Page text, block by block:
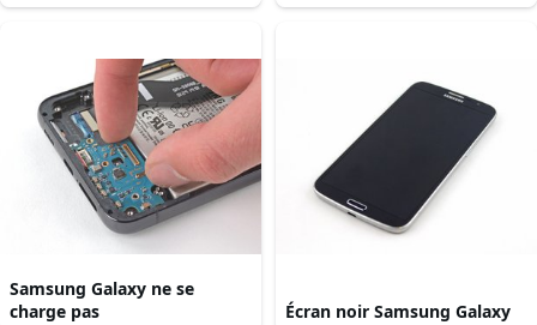
Samsung Galaxy ne se
charge pas
Écran noir Samsung Galaxy